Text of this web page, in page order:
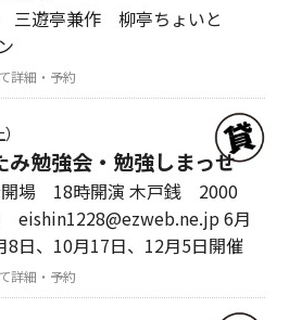
三遊亭兼作 柳亭ちょいと
詳細・予約
み勉強会・勉強しまっせ
開場 18時開演 木戸銭 2000
eishin1228@ezweb.ne.jp 6月
8日、10月17日、12月5日開催
詳細・予約